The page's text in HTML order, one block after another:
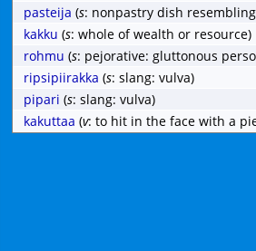
pasteija (s: nonpastry dish
kakku (s: whole of wealth or resource)
rohmu (s: pejorative: gluttonous
ripsipiirakka (s: slang: vulva)
pipari (s: slang: vulva)
kakuttaa (v: to hit in the face with a